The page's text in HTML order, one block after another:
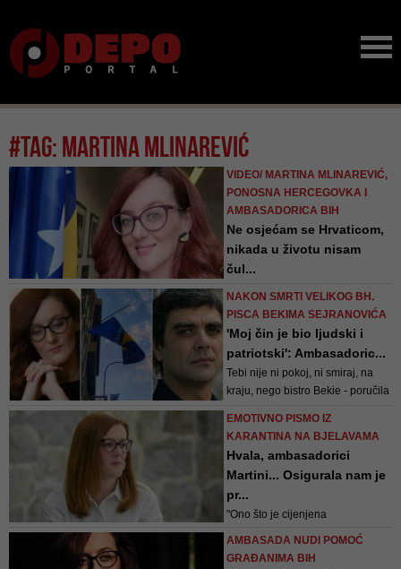
#tag: martina mlinarević
VIDEO/ MARTINA MLINAREVIĆ,
PONOSNA HERCEGOVKA I
AMBASADORICA BIH
Ne osjećam se Hrvaticom,
nikada u životu nisam
čul...
posljednjem popisu stanovništva
se izjasni kao Hercegovka, ali to
nije bilo moguće
NAKON SMRTI VELIKOG BH.
PISCA BEKIMA SEJRANOVIĆA
'Moj čin je bio ljudski i
patriotski': Ambasadoric...
Tebi nije ni pokoj, ni smiraj, na
kraju, nego bistro Bekie - poručila
EMOTIVNO PISMO IZ
KARANTINA NA BJELAVAMA
Hvala, ambasadorici
Martini... Osigurala nam je
pr...
"Ono što je cijenjena
AMBASADA NUDI POMOĆ
GRAĐANIMA BIH